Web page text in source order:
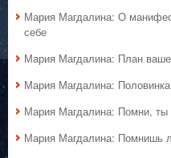
Мария Магдалина: О
себе
Мария Магдалина: План
Мария Магдалина:
Мария Магдалина: Помни, ты
Мария Магдалина: Помнишь